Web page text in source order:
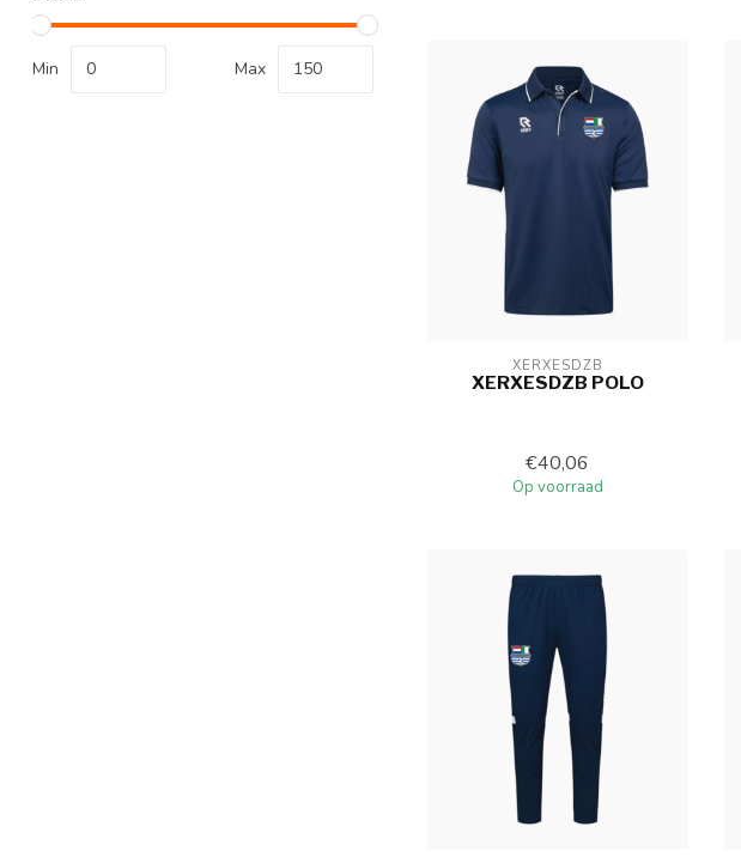
Min Max
XERXESDZB
XERXESDZB POLO
€40,06
Op voorraad